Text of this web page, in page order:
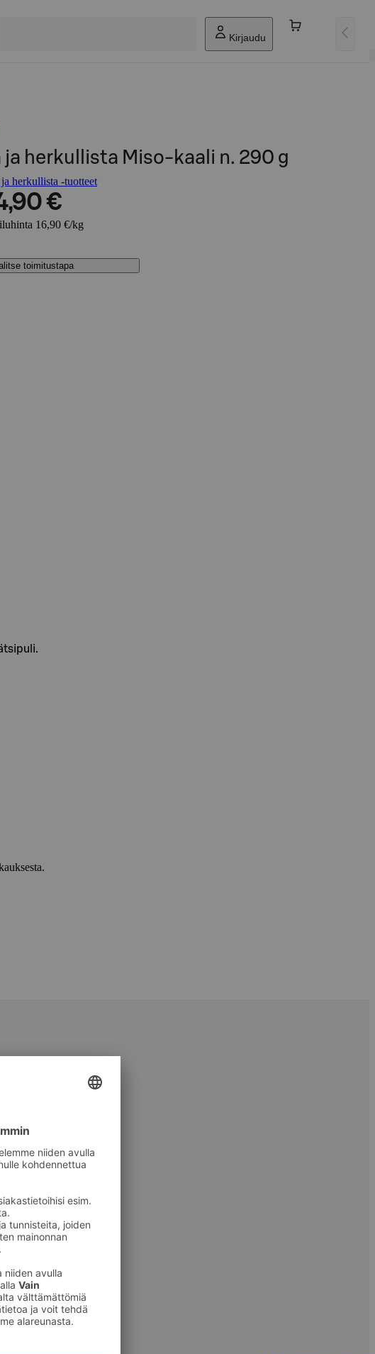
Kirjaudu
ja herkullista Miso-kaali n. 290 g
herkullista -tuotteet
€
16,90 €/kg
toimitustapa